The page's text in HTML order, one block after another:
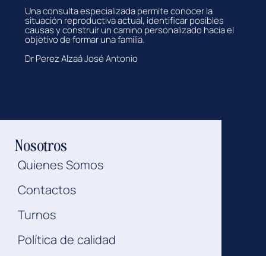
Una consulta especializada permite conocer la
situación reproductiva actual, identificar posibles
causas y construir un camino personalizado hacia el
objetivo de formar una familia.
Dr Perez Alzaá José Antonio
Nosotros
Quienes Somos
Contactos
Turnos
Política de calidad